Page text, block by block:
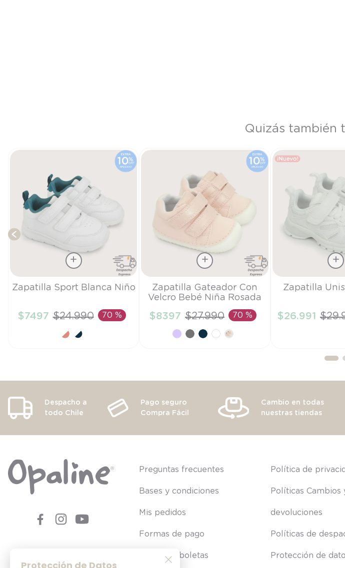
Protección de Datos
Quizás también
Talla
AÑADIR AL CARRITO
Zapatilla Sport Blanca Niño
$7497 $24.990 70 %
Talla
19
AÑADIR AL CARRITO
Zapatilla Gateador Con
Velcro Bebé Niña Rosada
$8397 $27.990 70 %
Talla
AÑADIR AL
Zapatilla
$26.991 $29.
Despacho a
todo Chile
Pago seguro
Compra Fácil
Cambio en todas
nuestras tiendas
Preguntas frecuentes
Bases y condiciones
Mis pedidos
Formas de pago
Consultar boletas
Política de
Políticas Cambios
devoluciones
Políticas de
Protección de